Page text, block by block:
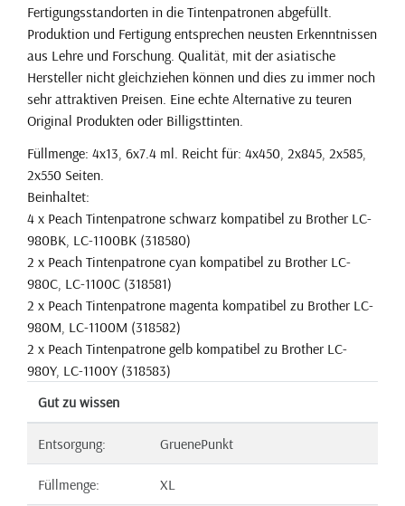
Fertigungsstandorten in die Tintenpatronen abgefüllt.
Produktion und Fertigung entsprechen neusten Erkenntnissen
aus Lehre und Forschung. Qualität, mit der asiatische
Hersteller nicht gleichziehen können und dies zu immer noch
sehr attraktiven Preisen. Eine echte Alternative zu teuren
Original Produkten oder Billigsttinten.
Füllmenge: 4x13, 6x7.4 ml. Reicht für: 4x450, 2x845, 2x585,
2x550 Seiten.
Beinhaltet:
4 x Peach Tintenpatrone schwarz kompatibel zu Brother LC-
980BK, LC-1100BK (318580)
2 x Peach Tintenpatrone cyan kompatibel zu Brother LC-
980C, LC-1100C (318581)
2 x Peach Tintenpatrone magenta kompatibel zu Brother LC-
980M, LC-1100M (318582)
2 x Peach Tintenpatrone gelb kompatibel zu Brother LC-
980Y, LC-1100Y (318583)
Gut zu wissen
Entsorgung: GruenePunkt
Füllmenge: XL